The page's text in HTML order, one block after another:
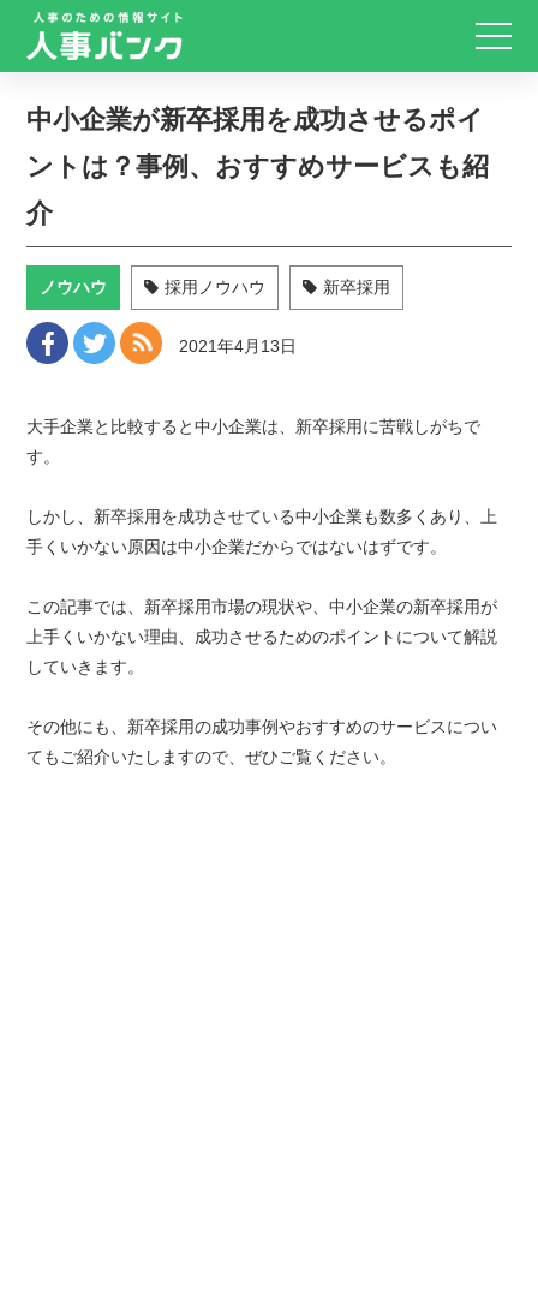
中小企業が新卒採用を成功させるポイ
ントは？事例、おすすめサービスも紹
介
ノウハウ 採用ノウハウ 新卒採用
2021年4月13日
大手企業と比較すると中小企業は、新卒採用に苦戦しがちで
す。
しかし、新卒採用を成功させている中小企業も数多くあり、上
手くいかない原因は中小企業だからではないはずです。
この記事では、新卒採用市場の現状や、中小企業の新卒採用が
上手くいかない理由、成功させるためのポイントについて解説
していきます。
その他にも、新卒採用の成功事例やおすすめのサービスについ
てもご紹介いたしますので、ぜひご覧ください。